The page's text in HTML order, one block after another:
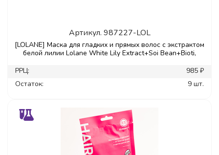
Артикул. 987227-LOL
[LOLANE] Маска для гладких и прямых волос с экстрактом
белой лилии Lolane White Lily Extract+Soi Bean+Bioti,
РРЦ:
985 ₽
Остаток:
9 шт.